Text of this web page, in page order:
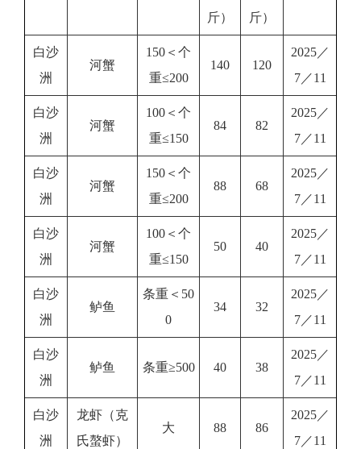
斤）
斤）
白沙
洲
河蟹
150＜个
重≤200
140 120
2025／
7／11
白沙
洲
河蟹
100＜个
重≤150
84 82
2025／
7／11
白沙
洲
河蟹
150＜个
重≤200
88 68
2025／
7／11
白沙
洲
河蟹
100＜个
重≤150
50 40
2025／
7／11
白沙
洲
鲈鱼
条重＜50
0
34 32
2025／
7／11
白沙
洲
鲈鱼 条重≥500 40 38
2025／
7／11
白沙
洲
龙虾（克
氏螯虾）
大 88 86
2025／
7／11